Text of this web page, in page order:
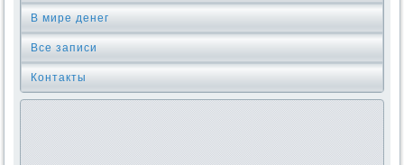
В мире денег
Все записи
Контакты